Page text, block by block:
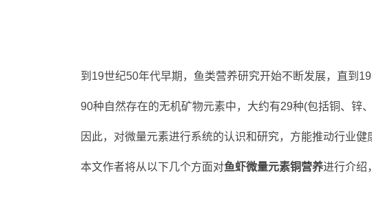
到19世纪50年代早期，鱼类营养研究开始不断发展，直到
90种自然存在的无机矿物元素中，大约有29种(包括铜、锌
因此，对微量元素进行系统的认识和研究，方能推动行业健
本文作者将从以下几个方面对鱼虾微量元素铜营养进行介绍